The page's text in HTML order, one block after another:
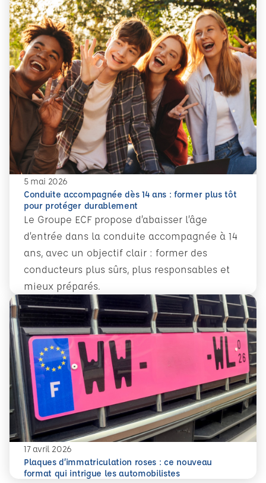
5 mai 2026
Conduite accompagnée dès 14 ans : former plus tôt
pour protéger durablement
Le Groupe ECF propose d’abaisser l’âge
d’entrée dans la conduite accompagnée à 14
ans, avec un objectif clair : former des
conducteurs plus sûrs, plus responsables et
mieux préparés.
En savoir plus
Conduite accompagnée dès 14 ans : former plus tôt pour
17 avril 2026
Plaques d’immatriculation roses : ce nouveau
format qui intrigue les automobilistes
En savoir plus
Plaques d’immatriculation roses : ce nouveau format